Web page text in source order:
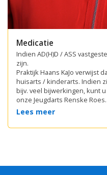
Medicatie
Indien AD(H)D / ASS
zijn.
Praktijk Haans KaJo verwijst
huisarts / kinderarts. Indien
bijv. veel bijwerkingen, kunt
onze Jeugdarts Renske Roes.
Lees meer